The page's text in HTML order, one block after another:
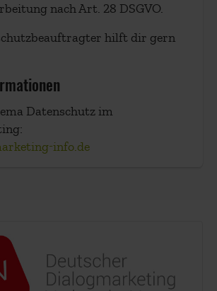
nach Art. 28 DSGVO.
hilft dir gern
Datenschutz im
info.de